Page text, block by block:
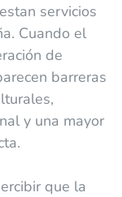
servicios
Cuando el
de
barreras
y una mayor
que la